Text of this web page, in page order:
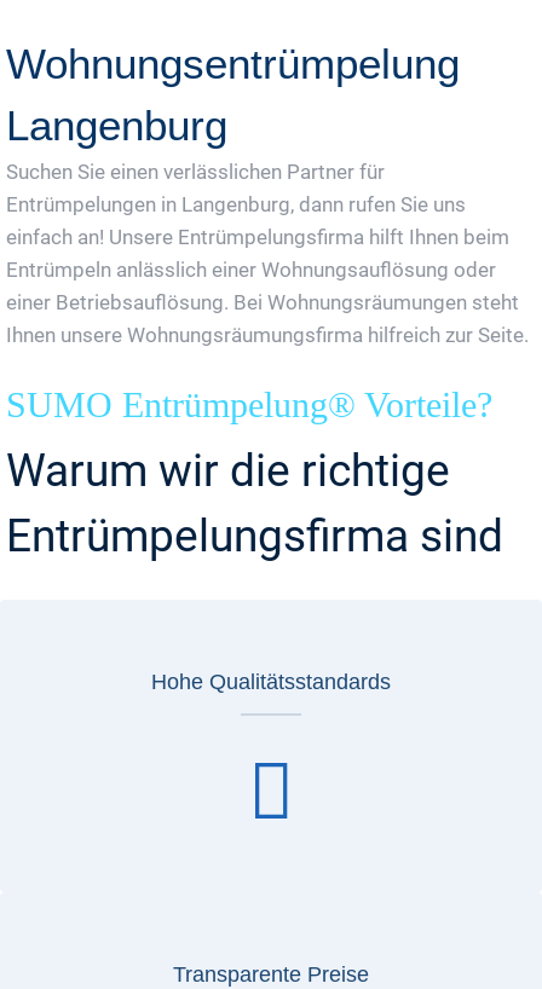
Wohnungsentrümpelung
Langenburg
Suchen Sie einen verlässlichen Partner für
Entrümpelungen in Langenburg, dann rufen Sie uns
einfach an! Unsere Entrümpelungsfirma hilft Ihnen beim
Entrümpeln anlässlich einer Wohnungsauflösung oder
einer Betriebsauflösung. Bei Wohnungsräumungen steht
Ihnen unsere Wohnungsräumungsfirma hilfreich zur Seite.
SUMO Entrümpelung® Vorteile?
Warum wir die richtige
Entrümpelungsfirma sind
Hohe Qualitätsstandards
Transparente Preise